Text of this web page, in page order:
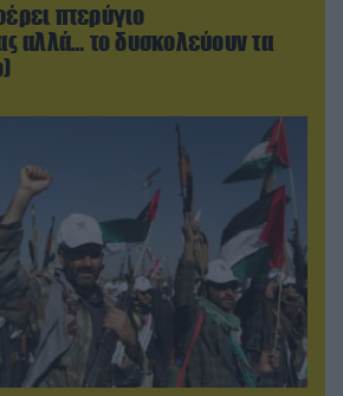
πτερύγιο
αλλά… το δυσκολεύουν τα